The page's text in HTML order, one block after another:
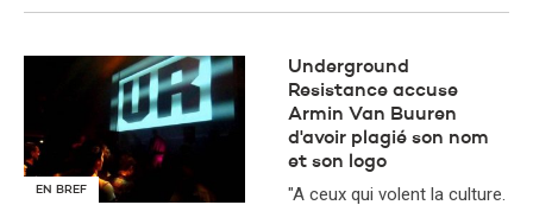
EN BREF
Underground
Resistance accuse
Armin Van Buuren
d'avoir plagié son nom
et son logo
"A ceux qui volent la culture.